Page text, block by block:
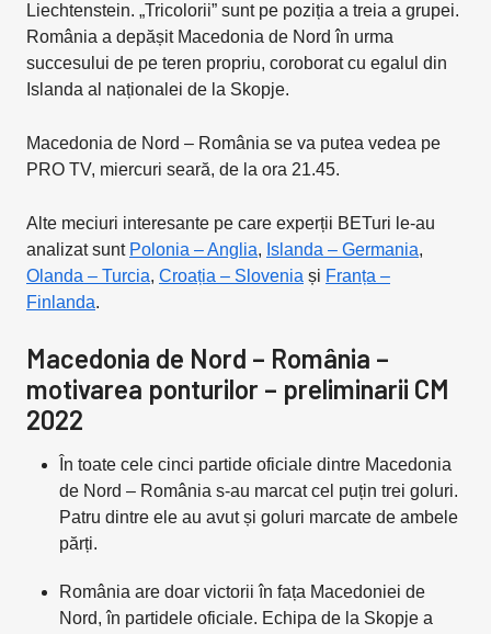
Liechtenstein. „Tricolorii” sunt pe poziția a treia a grupei.
România a depășit Macedonia de Nord în urma
succesului de pe teren propriu, coroborat cu egalul din
Islanda al naționalei de la Skopje.
Macedonia de Nord – România se va putea vedea pe
PRO TV, miercuri seară, de la ora 21.45.
Alte meciuri interesante pe care experții BETuri le-au
analizat sunt Polonia – Anglia, Islanda – Germania,
Olanda – Turcia, Croația – Slovenia și Franța –
Finlanda.
Macedonia de Nord – România –
motivarea ponturilor – preliminarii CM
2022
În toate cele cinci partide oficiale dintre Macedonia
de Nord – România s-au marcat cel puțin trei goluri.
Patru dintre ele au avut și goluri marcate de ambele
părți.
România are doar victorii în fața Macedoniei de
Nord, în partidele oficiale. Echipa de la Skopje a